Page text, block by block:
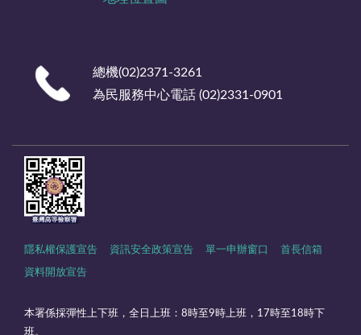
總機(02)2371-3261
為民服務中心電話 (02)2331-0901
隱私權保護宣告 資訊安全政策宣告 單一申辦窗口 首長信箱
資料開放宣告
本署係採彈性上下班，全日上班：8時至9時上班，17時至18時下
班。